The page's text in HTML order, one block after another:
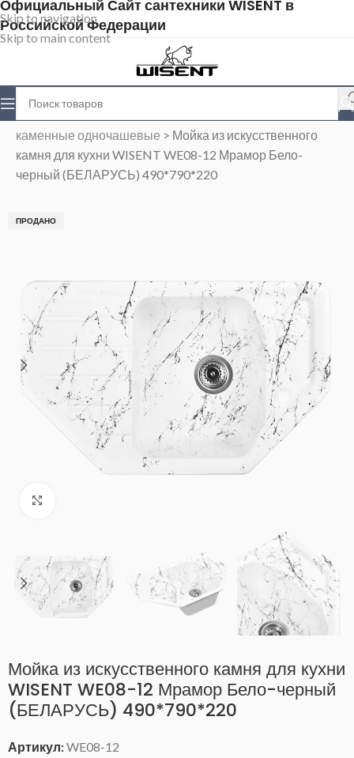
Skip to navigation
Skip to main content
Официальный Сайт сантехники WISENT в
Российской Федерации
Магазин
каменные одночашевые > Мойка из искусственного
камня для кухни WISENT WE08-12 Мрамор Бело-
черный (БЕЛАРУСЬ) 490*790*220
ПРОДАНО
Мойка из искусственного камня для кухни
WISENT WE08-12 Мрамор Бело-черный
(БЕЛАРУСЬ) 490*790*220
Артикул:WE08-12